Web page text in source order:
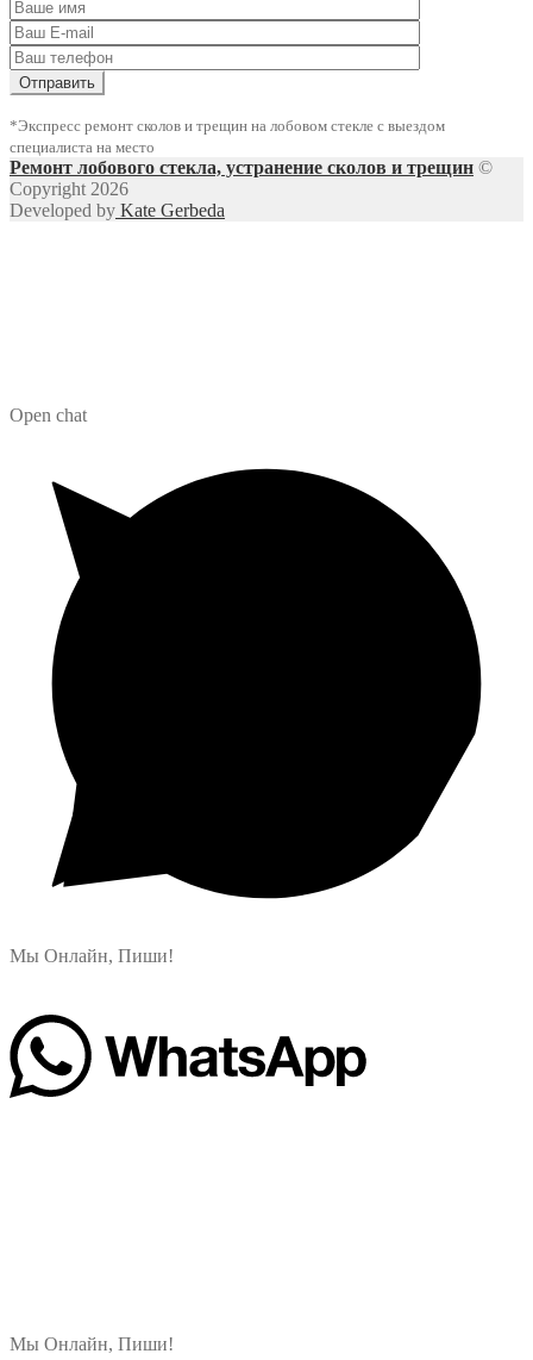
*Экспресс ремонт сколов и трещин на лобовом стекле с выездом
специалиста на место
Ремонт лобового стекла, устранение сколов и трещин ©
Copyright 2026
Developed by Kate Gerbeda
Open chat
Мы Онлайн, Пиши!
Мы Онлайн, Пиши!